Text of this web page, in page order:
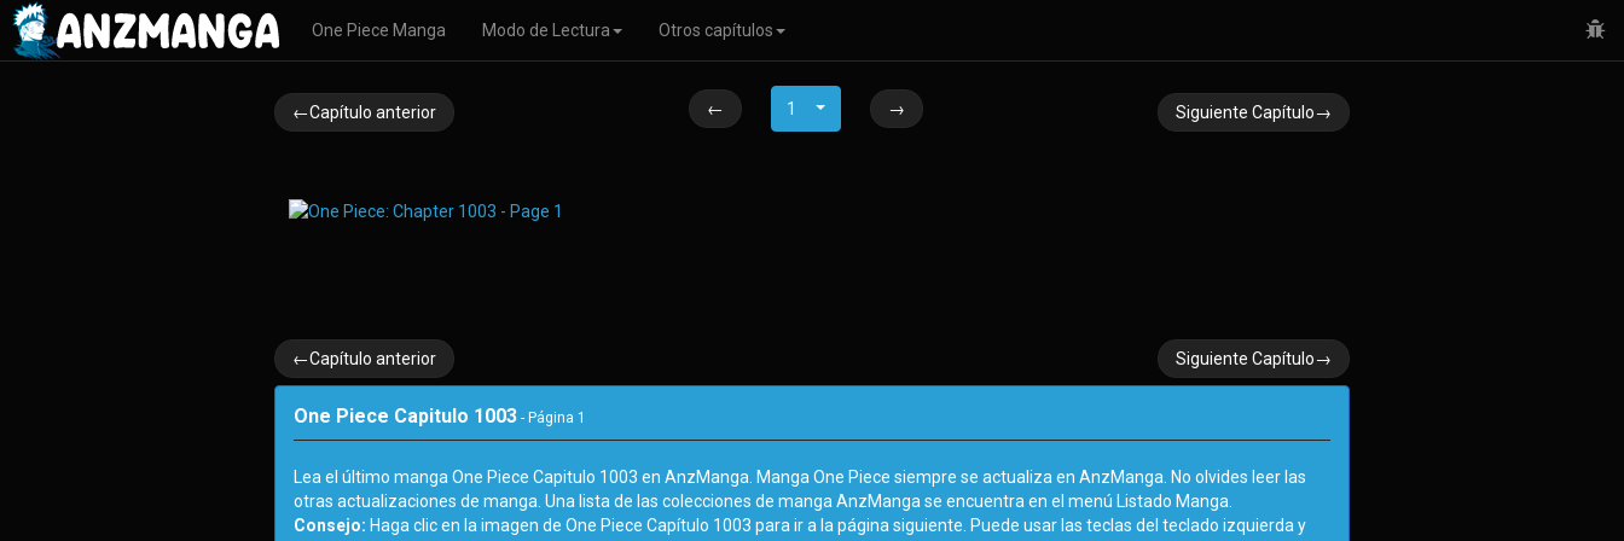
One Piece Manga Modo de Lectura Otros capítulos
←Capítulo anterior Siguiente Capítulo→
← 1 →
←Capítulo anterior Siguiente Capítulo→
One Piece Capitulo 1003 - Página 1
Lea el último manga One Piece Capitulo 1003 en AnzManga. Manga One Piece siempre se actualiza en AnzManga. No olvides leer las
otras actualizaciones de manga. Una lista de las colecciones de manga AnzManga se encuentra en el menú Listado Manga.
Consejo: Haga clic en la imagen de One Piece Capítulo 1003 para ir a la página siguiente. Puede usar las teclas del teclado izquierda y